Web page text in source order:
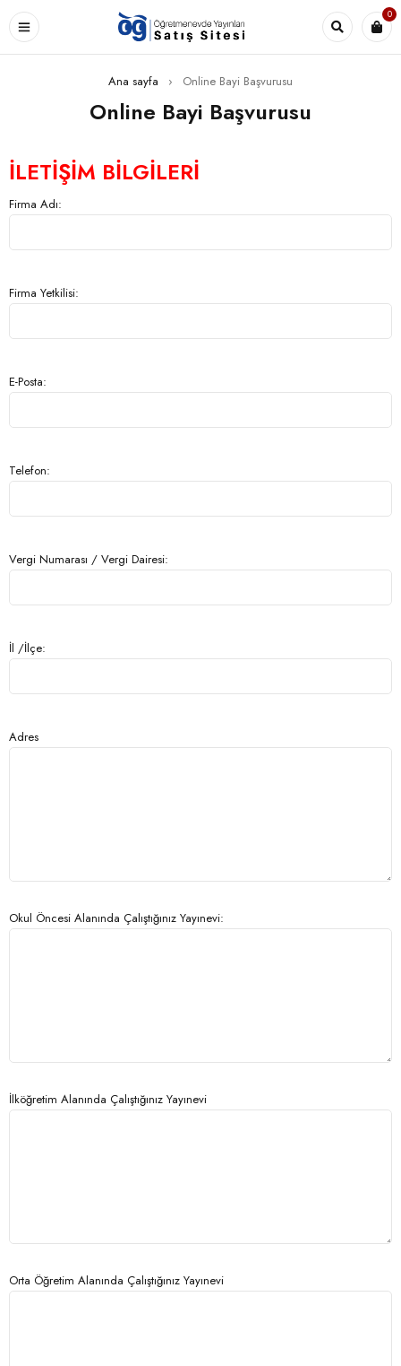
0
Ana sayfa › Online Bayi Başvurusu
Online Bayi Başvurusu
İLETİŞİM BİLGİLERİ
Firma Adı:
Firma Yetkilisi:
E-Posta:
Telefon:
Vergi Numarası / Vergi Dairesi:
İl /İlçe:
Adres
Okul Öncesi Alanında Çalıştığınız Yayınevi:
İlköğretim Alanında Çalıştığınız Yayınevi
Orta Öğretim Alanında Çalıştığınız Yayınevi